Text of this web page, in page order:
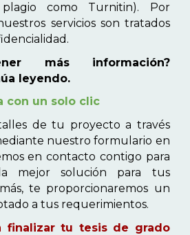
como Turnitin). Por
servicios son tratados
más información?
leyendo.
con un solo clic
de tu proyecto a través
nuestro formulario en
en contacto contigo para
mejor solución para tus
te proporcionaremos un
a tus requerimientos.
finalizar tu tesis de grado